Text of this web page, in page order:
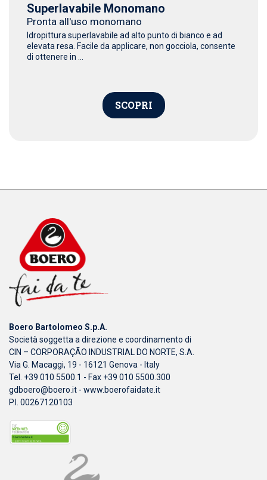
Superlavabile Monomano
Pronta all'uso monomano
Idropittura superlavabile ad alto punto di bianco e ad
elevata resa. Facile da applicare, non gocciola, consente
di ottenere in ...
SCOPRI
Boero Bartolomeo S.p.A.
Società soggetta a direzione e coordinamento di
CIN – CORPORAÇÃO INDUSTRIAL DO NORTE, S.A.
Via G. Macaggi, 19 - 16121 Genova - Italy
Tel. +39 010 5500.1 - Fax +39 010 5500.300
gdboero@boero.it - www.boerofaidate.it
P.I. 00267120103